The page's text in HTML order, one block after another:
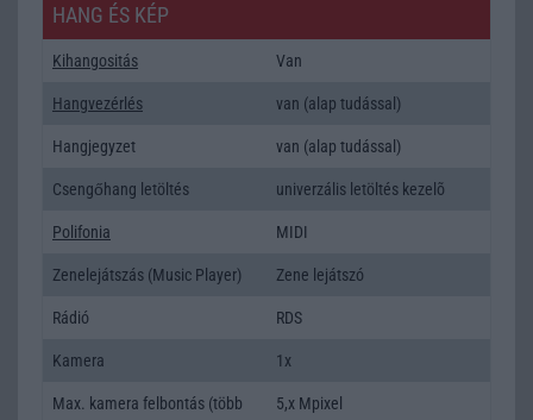
HANG ÉS KÉP
Kihangositás Van
Hangvezérlés van (alap tudással)
Hangjegyzet van (alap tudással)
Csengőhang letöltés univerzális letöltés kezelõ
Polifonia MIDI
Zenelejátszás (Music Player) Zene lejátszó
Rádió RDS
Kamera 1x
Max. kamera felbontás (több
5,x Mpixel